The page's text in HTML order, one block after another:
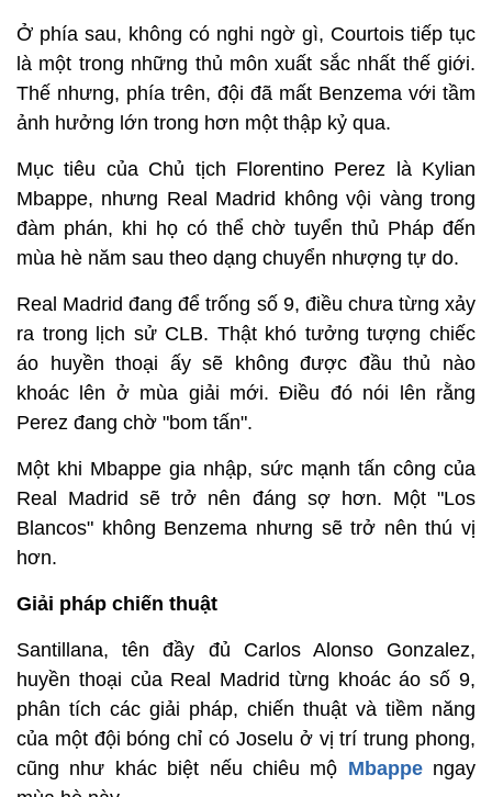
Ở phía sau, không có nghi ngờ gì, Courtois tiếp tục
là một trong những thủ môn xuất sắc nhất thế giới.
Thế nhưng, phía trên, đội đã mất Benzema với tầm
ảnh hưởng lớn trong hơn một thập kỷ qua.
Mục tiêu của Chủ tịch Florentino Perez là Kylian
Mbappe, nhưng Real Madrid không vội vàng trong
đàm phán, khi họ có thể chờ tuyển thủ Pháp đến
mùa hè năm sau theo dạng chuyển nhượng tự do.
Real Madrid đang để trống số 9, điều chưa từng xảy
ra trong lịch sử CLB. Thật khó tưởng tượng chiếc
áo huyền thoại ấy sẽ không được đầu thủ nào
khoác lên ở mùa giải mới. Điều đó nói lên rằng
Perez đang chờ "bom tấn".
Một khi Mbappe gia nhập, sức mạnh tấn công của
Real Madrid sẽ trở nên đáng sợ hơn. Một "Los
Blancos" không Benzema nhưng sẽ trở nên thú vị
hơn.
Giải pháp chiến thuật
Santillana, tên đầy đủ Carlos Alonso Gonzalez,
huyền thoại của Real Madrid từng khoác áo số 9,
phân tích các giải pháp, chiến thuật và tiềm năng
của một đội bóng chỉ có Joselu ở vị trí trung phong,
cũng như khác biệt nếu chiêu mộ Mbappengay